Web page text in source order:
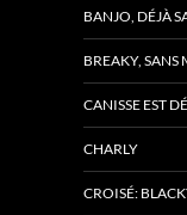
BANJO, DÉJÀ
BREAKY, SANS
CANISSE EST
CHARLY
CROISÉ: